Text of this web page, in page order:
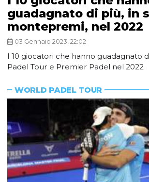
guadagnato di più, in
montepremi, nel 2022
03 Gennaio 2023, 22:02
I 10 giocatori che hanno guadagnato
Padel Tour e Premier Padel nel 2022
WORLD PADEL TOUR